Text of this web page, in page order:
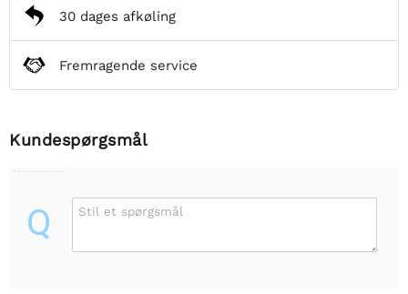
30 dages afkøling
Fremragende service
Kundespørgsmål
Q Stil et spørgsmål